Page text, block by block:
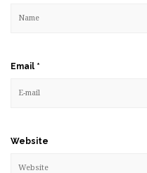
Email *
Website